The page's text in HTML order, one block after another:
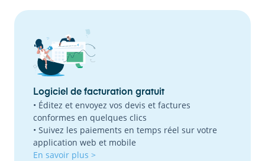
Logiciel de facturation gratuit
• Éditez et envoyez vos devis et factures
conformes en quelques clics
• Suivez les paiements en temps réel sur votre
application web et mobile
En savoir plus >